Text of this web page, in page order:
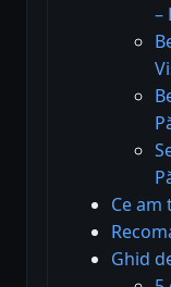
–
Ce am
Ghid